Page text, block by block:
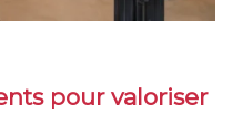
pour valoriser